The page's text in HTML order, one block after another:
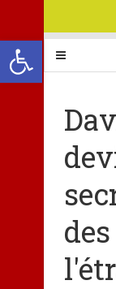
Ouvrir la barre d’outils